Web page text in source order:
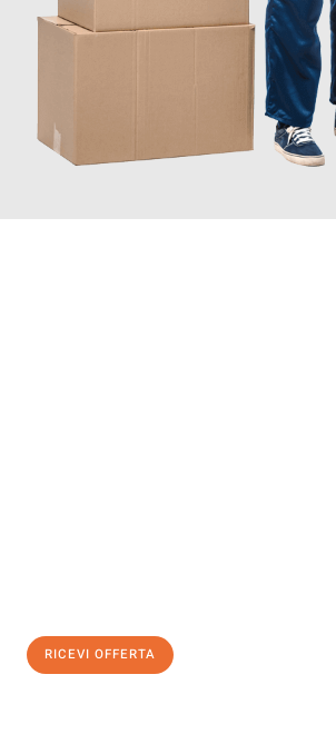
RICEVI OFFERTA